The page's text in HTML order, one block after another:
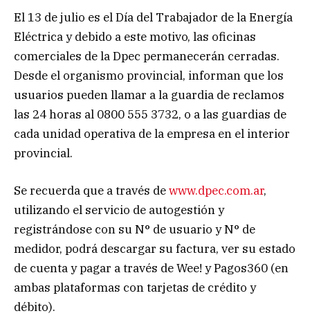
El 13 de julio es el Día del Trabajador de la Energía
Eléctrica y debido a este motivo, las oficinas
comerciales de la Dpec permanecerán cerradas.
Desde el organismo provincial, informan que los
usuarios pueden llamar a la guardia de reclamos
las 24 horas al 0800 555 3732, o a las guardias de
cada unidad operativa de la empresa en el interior
provincial.
Se recuerda que a través dewww.dpec.com.ar,
utilizando el servicio de autogestión y
registrándose con su N° de usuario y N° de
medidor, podrá descargar su factura, ver su estado
de cuenta y pagar a través de Wee! y Pagos360 (en
ambas plataformas con tarjetas de crédito y
débito).